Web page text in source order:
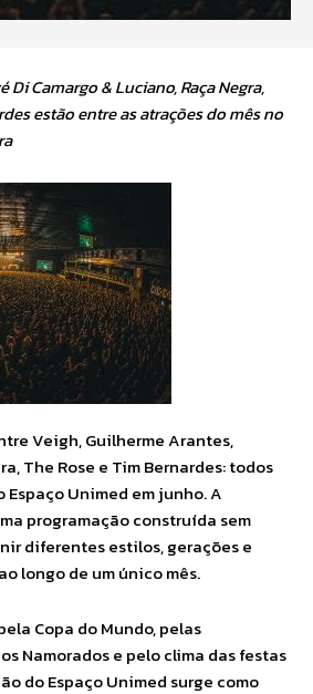
Di Camargo & Luciano, Raça Negra,
estão entre as atrações do mês no
Veigh, Guilherme Arantes,
The Rose e Tim Bernardes: todos
Espaço Unimed em junho. A
programação construída sem
diferentes estilos, gerações e
longo de um único mês.
Copa do Mundo, pelas
Namorados e pelo clima das festas
do Espaço Unimed surge como